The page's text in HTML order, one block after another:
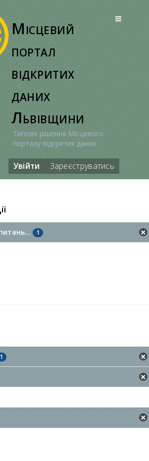
Місцевий
портал
відкритих
даних
Львівщини
Типове рішення Місцевого
порталу відкритих даних
Увійти Зареєструватись
1
1